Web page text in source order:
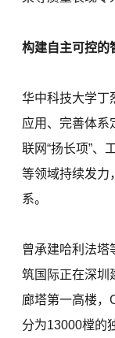
构建自主可控的
华中科技大学丁
应用、完善体系
联网“扬长项”、
等领域持续发力
系。
曾承建哈利法塔
筑国际正在深圳
廊塔第一高楼，
分为13000樘的